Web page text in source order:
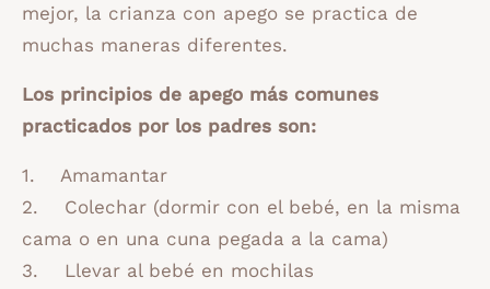
mejor, la crianza con apego se practica de
muchas maneras diferentes.
Los principios de apego más comunes
practicados por los padres son:
1. Amamantar
2. Colechar (dormir con el bebé, en la misma
cama o en una cuna pegada a la cama)
3. Llevar al bebé en mochilas